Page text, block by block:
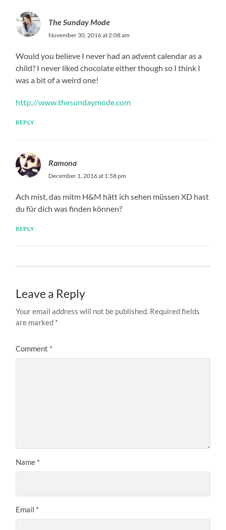
The Sunday Mode
November 30, 2016 at 2:08 am
Would you believe I never had an advent calendar as a
child? I never liked chocolate either though so I think I
was a bit of a weird one!
http://www.thesundaymode.com
REPLY
Ramona
December 1, 2016 at 1:58 pm
Ach mist, das mitm H&M hätt ich sehen müssen XD hast
du für dich was finden können?
REPLY
Leave a Reply
Your email address will not be published. Required fields
are marked *
Comment *
Name *
Email *